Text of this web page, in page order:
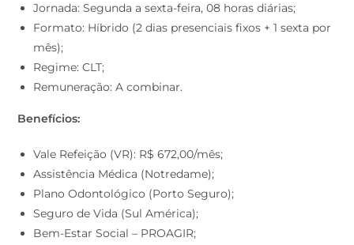
Jornada: Segunda a sexta-feira, 08 horas diárias;
Formato: Híbrido (2 dias presenciais fixos + 1 sexta por
mês);
Regime: CLT;
Remuneração: A combinar.
Benefícios:
Vale Refeição (VR): R$ 672,00/mês;
Assistência Médica (Notredame);
Plano Odontológico (Porto Seguro);
Seguro de Vida (Sul América);
Bem-Estar Social – PROAGIR;